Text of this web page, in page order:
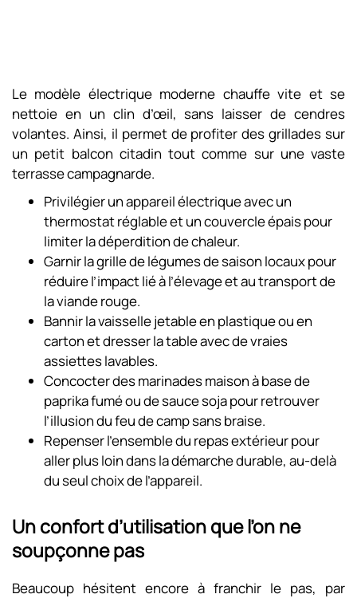
Le modèle électrique moderne chauffe vite et se
nettoie en un clin d’œil, sans laisser de cendres
volantes. Ainsi, il permet de profiter des grillades sur
un petit balcon citadin tout comme sur une vaste
terrasse campagnarde.
Privilégier un appareil électrique avec un
thermostat réglable et un couvercle épais pour
limiter la déperdition de chaleur.
Garnir la grille de légumes de saison locaux pour
réduire l’impact lié à l’élevage et au transport de
la viande rouge.
Bannir la vaisselle jetable en plastique ou en
carton et dresser la table avec de vraies
assiettes lavables.
Concocter des marinades maison à base de
paprika fumé ou de sauce soja pour retrouver
l’illusion du feu de camp sans braise.
Repenser l’ensemble du repas extérieur pour
aller plus loin dans la démarche durable, au-delà
du seul choix de l’appareil.
Un confort d’utilisation que l’on ne
soupçonne pas
Beaucoup hésitent encore à franchir le pas, par